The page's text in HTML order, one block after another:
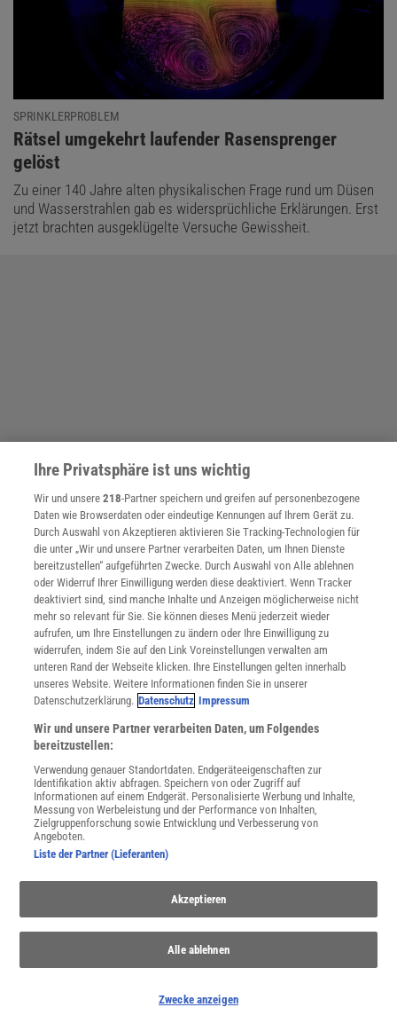
SPRINKLERPROBLEM
:
Rätsel umgekehrt laufender Rasensprenger
gelöst
Zu einer 140 Jahre alten physikalischen Frage rund um Düsen
und Wasserstrahlen gab es widersprüchliche Erklärungen. Erst
jetzt brachten ausgeklügelte Versuche Gewissheit.
THEMENKANÄLE
Ihre Privatsphäre ist uns wichtig
Wir und unsere218-Partner speichern und greifen auf personenbezogene
Daten wie Browserdaten oder eindeutige Kennungen auf Ihrem Gerät zu.
Durch Auswahl von Akzeptieren aktivieren Sie Tracking-Technologien für
die unter „Wir und unsere Partner verarbeiten Daten, um Ihnen Dienste
bereitzustellen“ aufgeführten Zwecke. Durch Auswahl von Alle ablehnen
oder Widerruf Ihrer Einwilligung werden diese deaktiviert. Wenn Tracker
deaktiviert sind, sind manche Inhalte und Anzeigen möglicherweise nicht
mehr so relevant für Sie. Sie können dieses Menü jederzeit wieder
aufrufen, um Ihre Einstellungen zu ändern oder Ihre Einwilligung zu
widerrufen, indem Sie auf den Link Voreinstellungen verwalten am
unteren Rand der Webseite klicken. Ihre Einstellungen gelten innerhalb
unseres Website. Weitere Informationen finden Sie in unserer
Datenschutzerklärung. Datenschutz Impressum
Wir und unsere Partner verarbeiten Daten, um Folgendes
bereitzustellen:
Verwendung genauer Standortdaten. Endgeräteeigenschaften zur
Identifikation aktiv abfragen. Speichern von oder Zugriff auf
Informationen auf einem Endgerät. Personalisierte Werbung und Inhalte,
Messung von Werbeleistung und der Performance von Inhalten,
Zielgruppenforschung sowie Entwicklung und Verbesserung von
Angeboten.
Liste der Partner (Lieferanten)
Akzeptieren
Alle ablehnen
Zwecke anzeigen